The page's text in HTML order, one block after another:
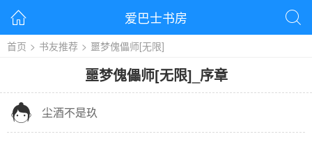
 爱巴士书房 
首页 > 书友推荐 > 噩梦傀儡师[无限]
噩梦傀儡师[无限] 序章
 尘酒不是玖